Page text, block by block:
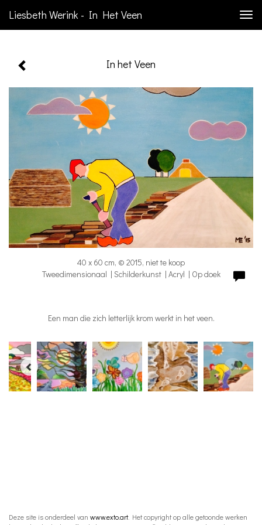
Liesbeth Werink - In Het Veen
In het Veen
40 x 60 cm, © 2015, niet te koop
Tweedimensionaal | Schilderkunst | Acryl | Op doek
Een man die zich letterlijk krom werkt in het veen.
Deze site is onderdeel van www.exto.art. Het copyright op alle getoonde werken